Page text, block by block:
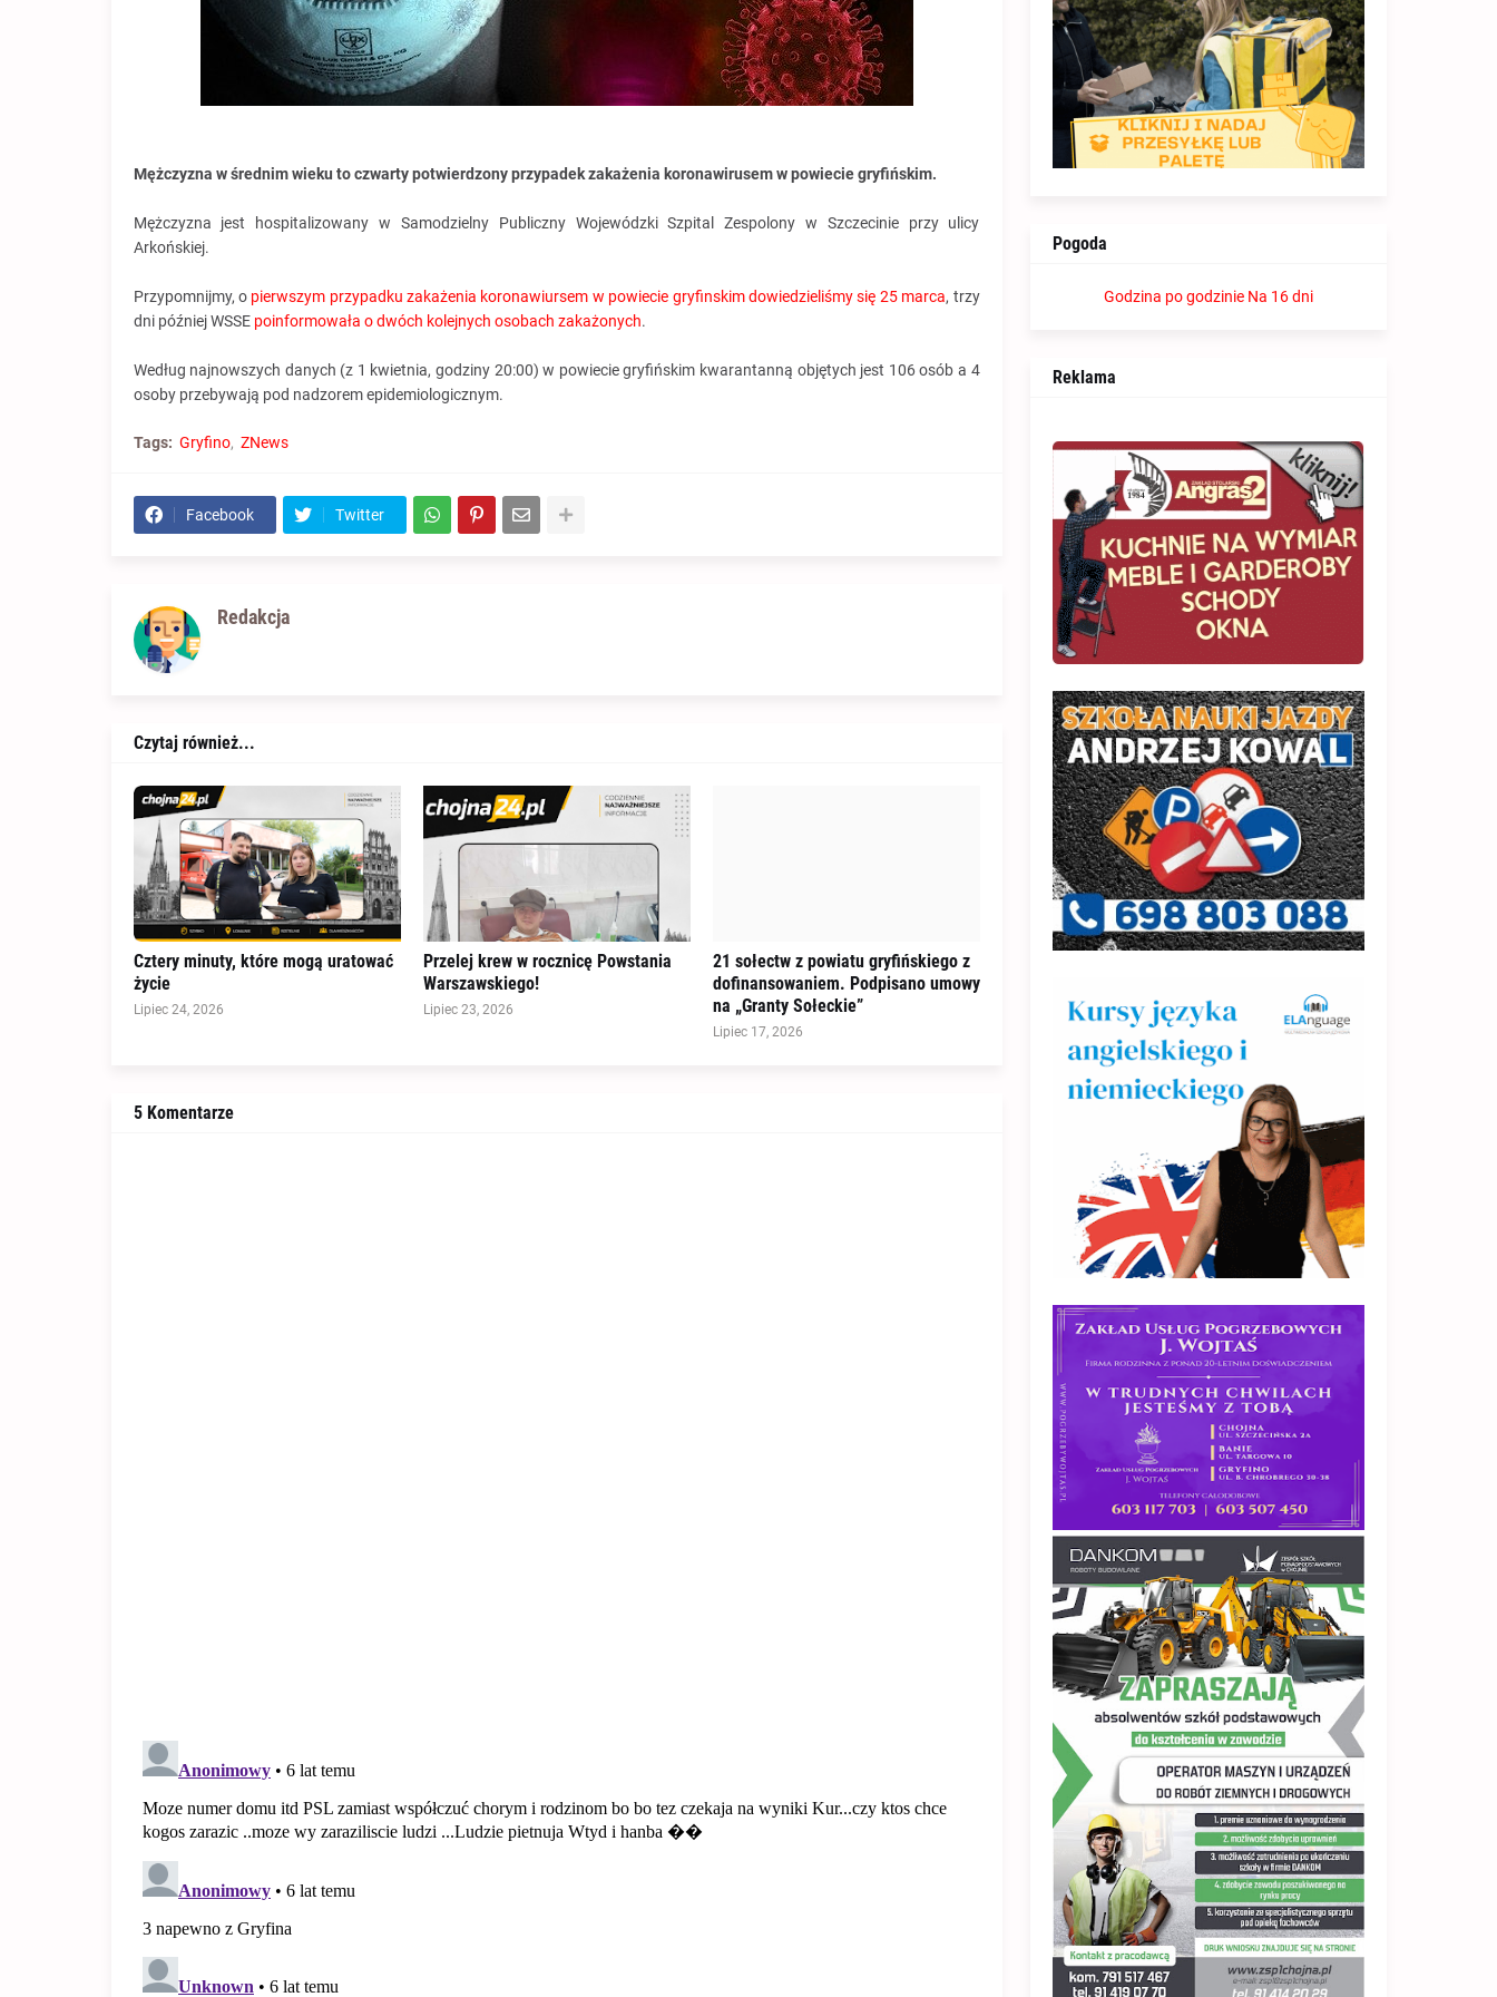
Mężczyzna w średnim wieku to czwarty potwierdzony przypadek zakażenia koronawirusem w powiecie gryfińskim.
Mężczyzna jest hospitalizowany w Samodzielny Publiczny Wojewódzki Szpital Zespolony w Szczecinie przy ulicy
Arkońskiej.
Przypomnijmy, o pierwszym przypadku zakażenia koronawiursem w powiecie gryfinskim dowiedzieliśmy się 25 marca, trzy
dni później WSSE poinformowała o dwóch kolejnych osobach zakażonych.
Według najnowszych danych (z 1 kwietnia, godziny 20:00) w powiecie gryfińskim kwarantanną objętych jest 106 osób a 4
osoby przebywają pod nadzorem epidemiologicznym.
Tags: Gryfino ZNews
Facebook Twitter
Redakcja
Czytaj również...
Cztery minuty, które mogą uratować
życie
Lipiec 24, 2026
Przelej krew w rocznicę Powstania
Warszawskiego!
Lipiec 23, 2026
21 sołectw z powiatu gryfińskiego z
dofinansowaniem. Podpisano umowy
na „Granty Sołeckie”
Lipiec 17, 2026
5 Komentarze
Pogoda
Godzina po godzinie Na 16 dni
Reklama